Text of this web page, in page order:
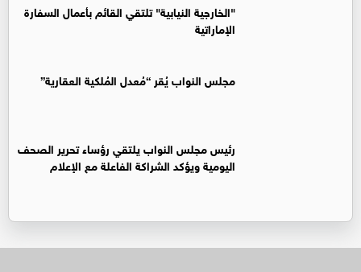
"الخارجية النيابية" تلتقي القائم بأعمال السفارة
الإماراتية
مجلس النواب يُقر “مُعدل المُلكية العقارية”
رئيس مجلس النواب يلتقي رؤساء تحرير الصحف
اليومية ويؤكد الشراكة الفاعلة مع الإعلام